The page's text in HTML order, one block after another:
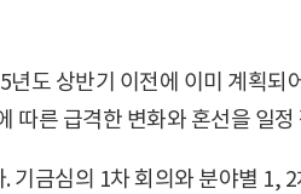
도 상반기 이전에 이미 계획
른 급격한 변화와 혼선을 일
금심의 1차 회의와 분야별 1,